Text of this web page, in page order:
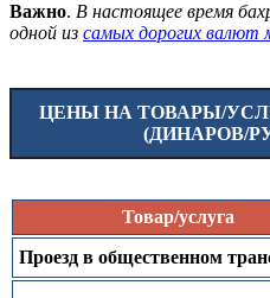
Важно. В настоящее время
одной из самых дорогих валют
ЦЕНЫ НА ТОВАРЫ/
(ДИНАРОВ/
Товар/услуга
Проезд в общественном